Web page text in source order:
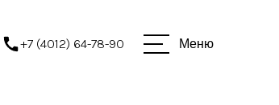
+7 (4012) 64-78-90 Меню